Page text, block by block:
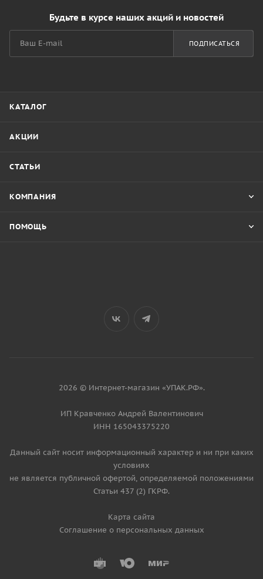
Будьте в курсе наших акций и новостей
ПОДПИСАТЬСЯ
КАТАЛОГ
АКЦИИ
СТАТЬИ
КОМПАНИЯ
ПОМОЩЬ
2026 © Интернет-магазин «УПАК.РФ».
ИП Кравченко Андрей Валентинович
ИНН 165043375220
Данный сайт носит информационный характер и ни при каких
условиях
не является публичной офертой, определяемой положениями
Статьи 437 (2) ГКРФ.
Карта сайта
Соглашение о персональных данных